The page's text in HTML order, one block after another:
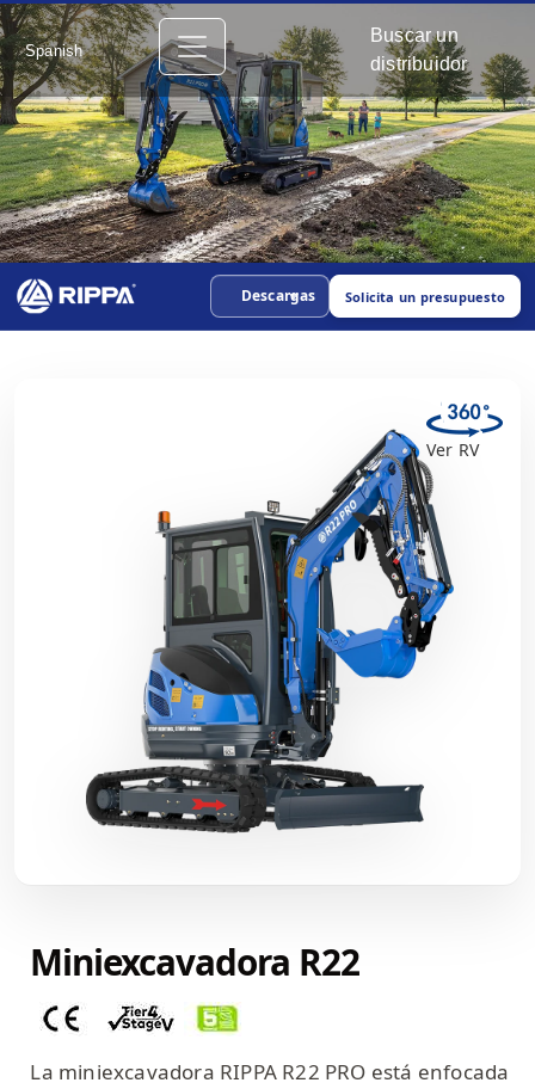
Spanish
Buscar un
distribuidor
Descargas Solicita un presupuesto
Ver RV
Miniexcavadora R22
La miniexcavadora RIPPA R22 PRO está enfocada